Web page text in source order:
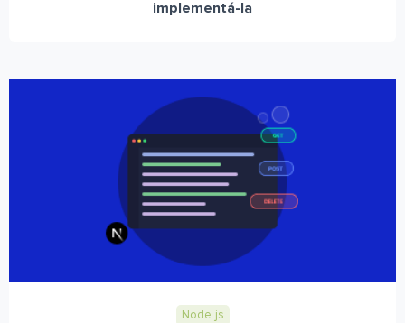
implementá-la
Node.js